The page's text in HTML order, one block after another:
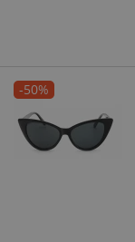
-50%